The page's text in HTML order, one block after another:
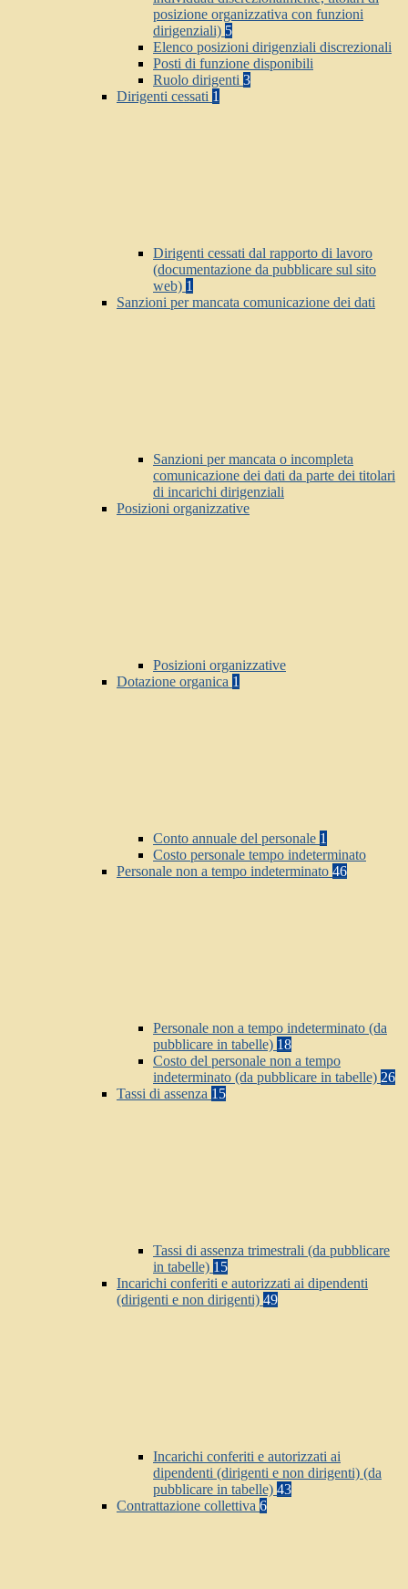
posizione organizzativa con funzioni
dirigenziali) 5
Elenco posizioni dirigenziali discrezionali
Posti di funzione disponibili
Ruolo dirigenti 3
Dirigenti cessati 1
Dirigenti cessati dal rapporto di lavoro
(documentazione da pubblicare sul sito
web) 1
Sanzioni per mancata comunicazione dei dati
Sanzioni per mancata o incompleta
comunicazione dei dati da parte dei titolari
di incarichi dirigenziali
Posizioni organizzative
Posizioni organizzative
Dotazione organica 1
Conto annuale del personale 1
Costo personale tempo indeterminato
Personale non a tempo indeterminato 46
Personale non a tempo indeterminato (da
pubblicare in tabelle) 18
Costo del personale non a tempo
indeterminato (da pubblicare in tabelle) 26
Tassi di assenza 15
Tassi di assenza trimestrali (da pubblicare
in tabelle) 15
Incarichi conferiti e autorizzati ai dipendenti
(dirigenti e non dirigenti) 49
Incarichi conferiti e autorizzati ai
dipendenti (dirigenti e non dirigenti) (da
pubblicare in tabelle) 43
Contrattazione collettiva 6